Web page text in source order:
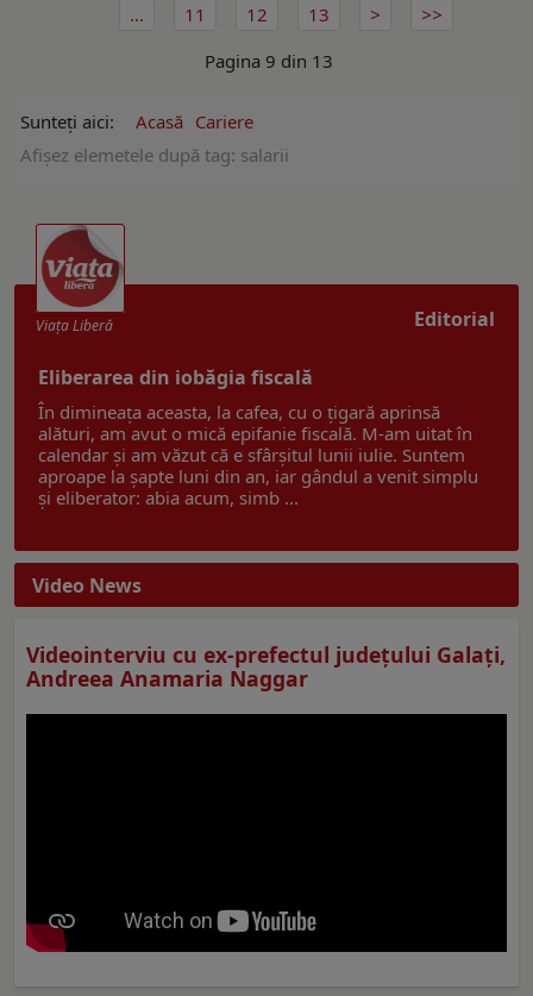
...
11 12
13
Pagina 9 din 13
Sunteți aici: Acasă Cariere
Afişez elemetele după tag: salarii
Editorial
Viaţa Liberă
Eliberarea din iobăgia fiscală
În dimineața aceasta, la cafea, cu o țigară aprinsă
alături, am avut o mică epifanie fiscală. M-am uitat în
calendar și am văzut că e sfârșitul lunii iulie. Suntem
aproape la șapte luni din an, iar gândul a venit simplu
și eliberator: abia acum, simb ...
Video News
Videointerviu cu ex-prefectul judeţului Galaţi,
Andreea Anamaria Naggar